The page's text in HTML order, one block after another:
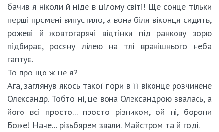
бачив я ніколи й ніде в цілому світі! Ще сонце тільки
перші промені випустило, а вона біля віконця сидить,
рожеві й жовтогарячі відтінки під ранкову зорю
підбирає, росяну лілею на тлі вранішнього неба
гаптує.
То про що ж це я?
Ага, заглянув якось такої пори в її віконце розчинене
Олександр. Тобто ні, це вона Олександрою звалась, а
його всі просто... просто різником, ой ні, борони
Боже! Наче... різьбярем звали. Майстром та й годі.